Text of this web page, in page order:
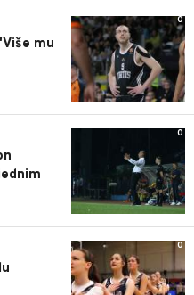
0
mu
0
0